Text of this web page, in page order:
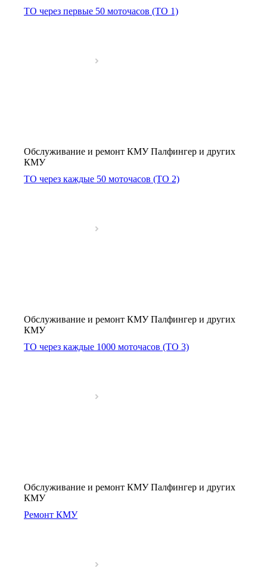
ТО через первые 50 моточасов (ТО 1)
Обслуживание и ремонт КМУ Палфингер и других
КМУ
ТО через каждые 50 моточасов (ТО 2)
Обслуживание и ремонт КМУ Палфингер и других
КМУ
ТО через каждые 1000 моточасов (ТО 3)
Обслуживание и ремонт КМУ Палфингер и других
КМУ
Ремонт КМУ